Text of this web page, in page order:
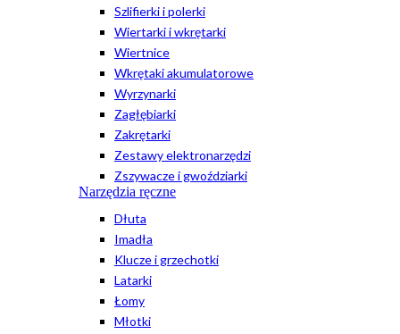
Szlifierki i polerki
Wiertarki i wkrętarki
Wiertnice
Wkrętaki akumulatorowe
Wyrzynarki
Zagłębiarki
Zakrętarki
Zestawy elektronarzędzi
Zszywacze i gwoździarki
Narzędzia ręczne
Dłuta
Imadła
Klucze i grzechotki
Latarki
Łomy
Młotki